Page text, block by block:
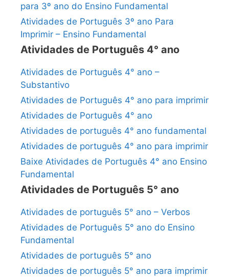
para 3º ano do Ensino Fundamental
Atividades de Português 3º ano Para
Imprimir – Ensino Fundamental
Atividades de Português 4° ano
Atividades de Português 4° ano –
Substantivo
Atividades de Português 4° ano para imprimir
Atividades de Português 4° ano
Atividades de português 4° ano fundamental
Atividades de português 4° ano para imprimir
Baixe Atividades de Português 4° ano Ensino
Fundamental
Atividades de Português 5° ano
Atividades de português 5° ano – Verbos
Atividades de Português 5° ano do Ensino
Fundamental
Atividades de português 5° ano
Atividades de português 5° ano para imprimir